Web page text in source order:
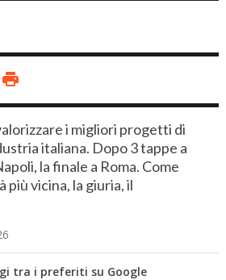
i migliori progetti di
italiana. Dopo 3 tappe a
la finale a Roma. Come
più vicina, la giuria, il
tra i preferiti su Google